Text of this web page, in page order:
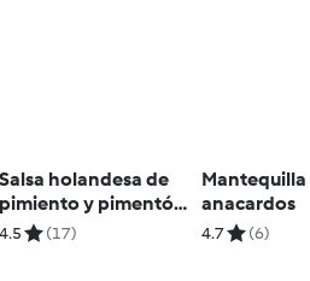
Salsa holandesa de
pimiento y pimentón
(Espesar)
4.5 (17)
Mantequilla
anacardos
4.7 (6)